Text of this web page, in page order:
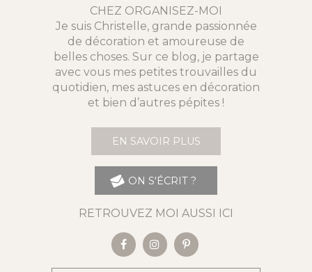
CHEZ ORGANISEZ-MOI
Je suis Christelle, grande passionnée
de décoration et amoureuse de
belles choses. Sur ce blog, je partage
avec vous mes petites trouvailles du
quotidien, mes astuces en décoration
et bien d’autres pépites !
EN SAVOIR PLUS
ON S'ÉCRIT ?
RETROUVEZ MOI AUSSI ICI